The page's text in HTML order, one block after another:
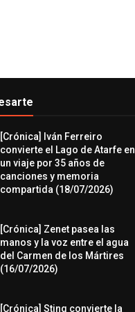
[Crónica] Iván Ferreiro
convierte el Lago de Atarfe en
un viaje por 35 años de
canciones y memoria
compartida (18/07/2026)
[Crónica] Zenet pasea las
manos y la voz entre el agua
del Carmen de los Mártires
(16/07/2026)
[Crónica] Sting convierte la